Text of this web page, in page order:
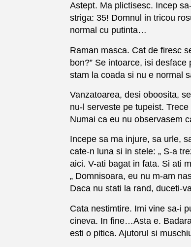
Astept. Ma plictisesc. Incep
striga: 35! Domnul in tricou
normal cu putinta…
Raman masca. Cat de firesc
bon?” Se intoarce, isi
stam la coada si nu e normal
Vanzatoarea, desi oboosita,
nu-l serveste pe tupeist.
Numai ca eu nu observasem
Incepe sa ma injure, sa urle,
cate-n luna si in stele: „ S-a
aici. V-ati bagat in fata. Si ati
„ Domnisoara, eu nu m-am
Daca nu stati la rand, duceti-
Cata nestimtire. Imi vine sa-i
cineva. In fine…Asta e.
esti o pitica. Ajutorul si